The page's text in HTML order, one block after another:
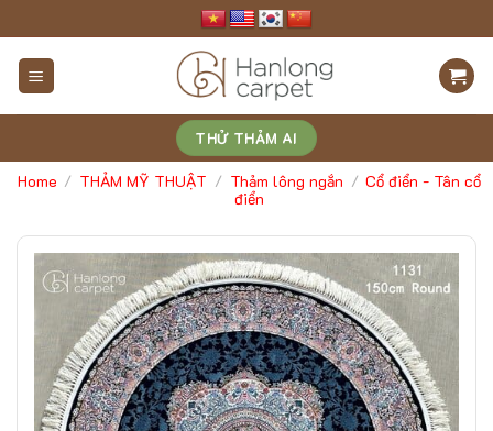
to
content
THỬ THẢM AI
Home / THẢM MỸ THUẬT / Thảm lông ngắn / Cổ điển - Tân cổ
điển